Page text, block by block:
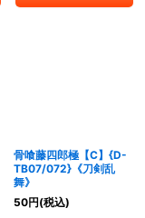
骨喰藤四郎極【C】{D-
TB07/072}《刀剣乱
舞》
50円(税込)